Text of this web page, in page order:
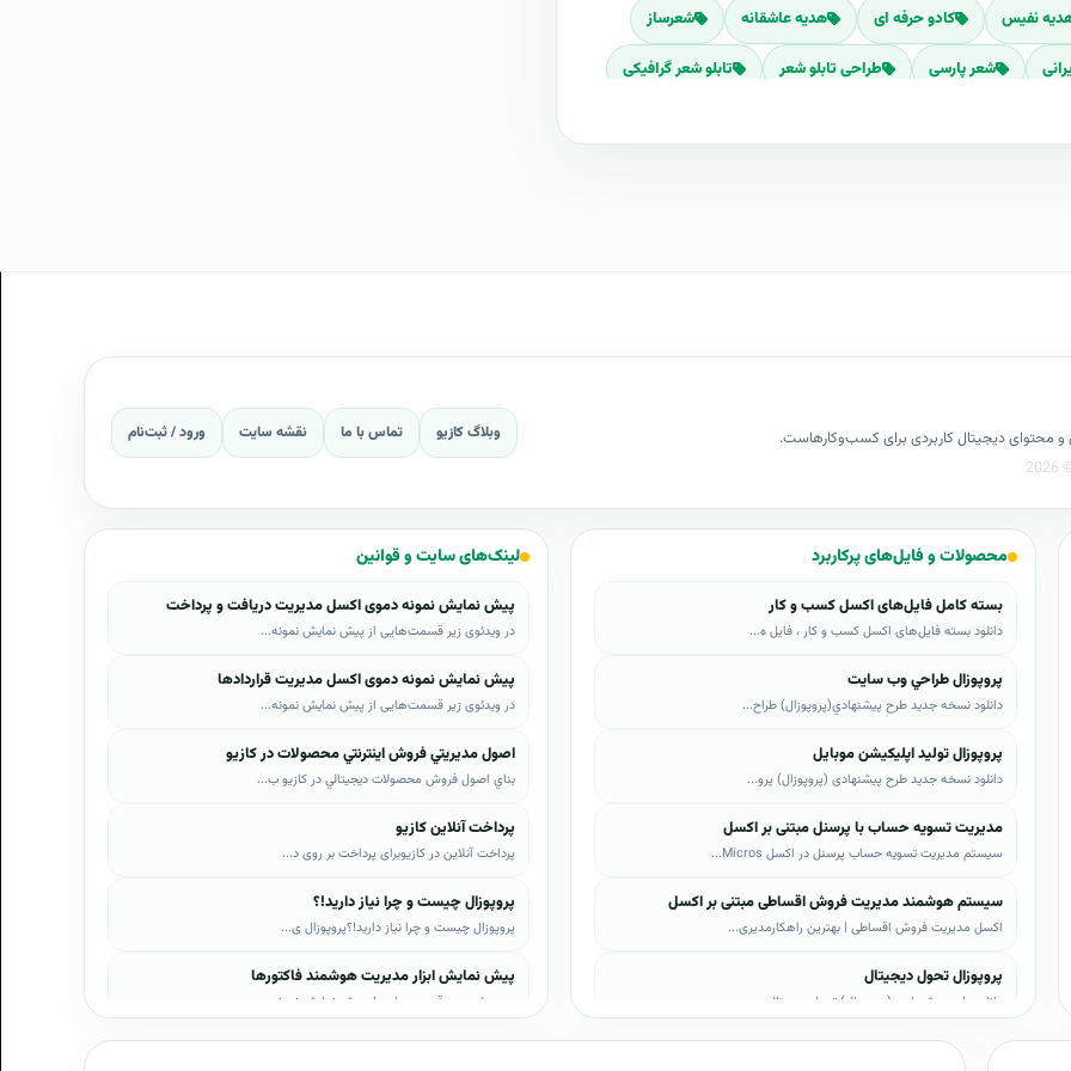
نفیس کادو حرفه ای هدیه عاشقانه شعرساز
شعر پارسی طراحی تابلو شعر تابلو شعر گرافیکی
شعر سفارشی و چاپ رو شاسی شاسی عکس
و محتوای دیجیتال کاربردی برای کسب‌وکارهاست. وبلاگ کازیو تماس با ما نقشه سایت ورود / ثبت‌نام
محصولات و فایل‌های پرکاربرد
بسته کامل فایل‌های اکسل کسب و کار
دانلود بسته فایل‌های اکسل کسب و کار ، فایل ه...
پروپوزال طراحي وب سايت
دانلود نسخه جدید طرح پيشنهادي(پروپوزال) طراح...
پروپوزال تولید اپلیکیشن موبایل
دانلود نسخه جدید طرح پیشنهادی (پروپوزال) پرو...
مدیریت تسویه حساب با پرسنل مبتنی بر اکسل
سیستم مدیریت تسویه حساب پرسنل در اکسل Micros...
سیستم هوشمند مدیریت فروش اقساطی مبتنی بر اکسل
اکسل مدیریت فروش اقساطی | بهترین راهکارمدیری...
پروپوزال تحول دیجیتال
دانلود طرح پیشنهادی (پروپوزال) تحول دیجیتال،...
پروپوزال AI
لینک‌های سایت و قوانین
پیش نمایش نمونه دموی اکسل مدیریت دریافت و پرداخت
در ویدئوی زیر قسمت‌هایی از پیش نمایش نمونه...
پیش نمایش نمونه دموی اکسل مدیریت قراردادها
در ویدئوی زیر قسمت‌هایی از پیش نمایش نمونه...
اصول مديريتي فروش اينترنتي محصولات در کازيو
بناي اصول فروش محصولات ديجيتالي در کازيو ب...
پرداخت آنلاین کازیو
پرداخت آنلاین در کازیوبرای پرداخت بر روی د...
پروپوزال چیست و چرا نیاز دارید!؟
پروپوزال چیست و چرا نیاز دارید!؟پروپوزال ی...
پیش نمایش ابزار مدیریت هوشمند فاکتورها
در ویدئوی زیر قسمت‌هایی از پیش نمایش نمونه...